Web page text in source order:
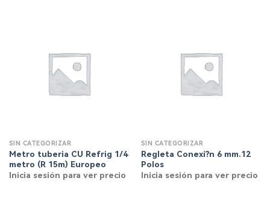
SIN CATEGORIZAR
Metro tuberia CU Refrig 1/4
metro (R 15m) Europeo
Inicia sesión para ver precio
SIN CATEGORIZAR
Regleta Conexi?n 6 mm.12
Polos
Inicia sesión para ver precio